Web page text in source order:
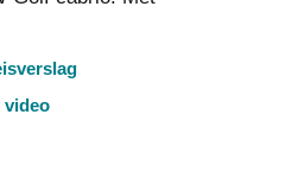
video